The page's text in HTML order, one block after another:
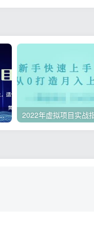
单天做到50-100+收益